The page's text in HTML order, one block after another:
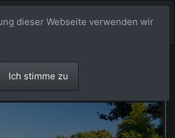
dieser Webseite verwenden wir
Ich stimme zu